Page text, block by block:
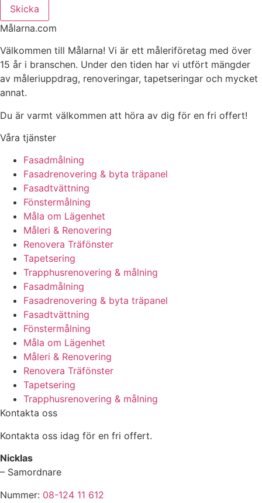
Skicka
Målarna.com
Välkommen till Målarna! Vi är ett måleriföretag med över
15 år i branschen. Under den tiden har vi utfört mängder
av måleriuppdrag, renoveringar, tapetseringar och mycket
annat.
Du är varmt välkommen att höra av dig för en fri offert!
Våra tjänster
Fasadmålning
Fasadrenovering & byta träpanel
Fasadtvättning
Fönstermålning
Måla om Lägenhet
Måleri & Renovering
Renovera Träfönster
Tapetsering
Trapphusrenovering & målning
Fasadmålning
Fasadrenovering & byta träpanel
Fasadtvättning
Fönstermålning
Måla om Lägenhet
Måleri & Renovering
Renovera Träfönster
Tapetsering
Trapphusrenovering & målning
Kontakta oss
Kontakta oss idag för en fri offert.
Nicklas
– Samordnare
Nummer: 08-124 11 612